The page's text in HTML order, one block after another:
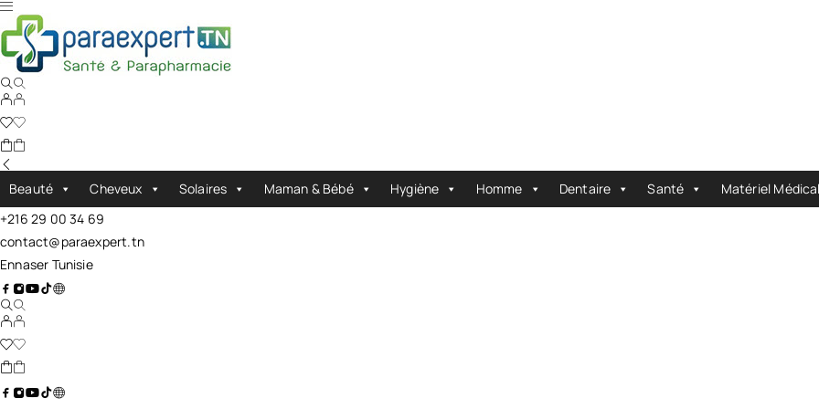
Beauté Cheveux Solaires Maman & Bébé Hygiène Homme Dentaire Santé Matériel Médical
+216 29 00 34 69
contact@paraexpert.tn
Ennaser Tunisie